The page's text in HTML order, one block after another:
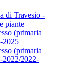
di Travesio -
piante
(primaria
2025
(primaria
2022/2022-